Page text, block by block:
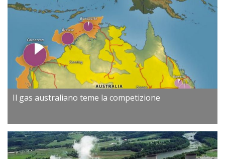
Il gas australiano teme la competizione